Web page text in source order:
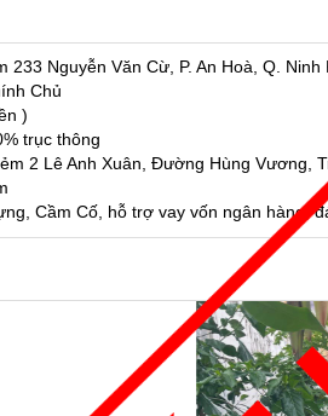
233 Nguyễn Văn Cừ, P. An Hoà, Q. Ninh
Chủ
)
trục thông
2 Lê Anh Xuân, Đường Hùng Vương,
Cầm Cố, hỗ trợ vay vốn ngân hàng,